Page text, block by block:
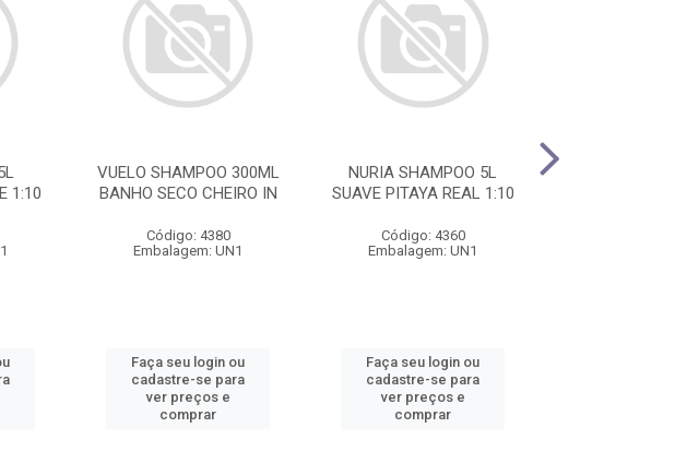
1:10
VUELO SHAMPOO 300ML
BANHO SECO CHEIRO IN
Código: 4380
Embalagem: UN1
Faça seu login ou
cadastre-se para
ver preços e
comprar
NURIA SHAMPOO 5L
SUAVE PITAYA REAL 1:10
Código: 4360
Embalagem: UN1
Faça seu login ou
cadastre-se para
ver preços e
comprar